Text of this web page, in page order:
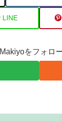
LINE
Makiyoをフォロ